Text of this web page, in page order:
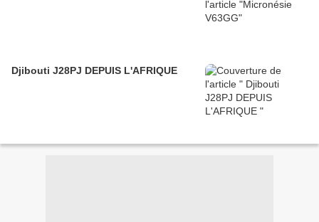
Djibouti J28PJ DEPUIS L'AFRIQUE